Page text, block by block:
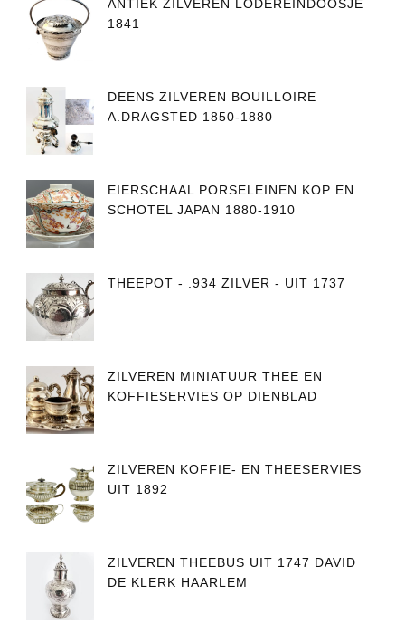
ANTIEK ZILVEREN LODEREINDOOSJE
1841
DEENS ZILVEREN BOUILLOIRE
A.DRAGSTED 1850-1880
EIERSCHAAL PORSELEINEN KOP EN
SCHOTEL JAPAN 1880-1910
THEEPOT - .934 ZILVER - UIT 1737
ZILVEREN MINIATUUR THEE EN
KOFFIESERVIES OP DIENBLAD
ZILVEREN KOFFIE- EN THEESERVIES
UIT 1892
ZILVEREN THEEBUS UIT 1747 DAVID
DE KLERK HAARLEM